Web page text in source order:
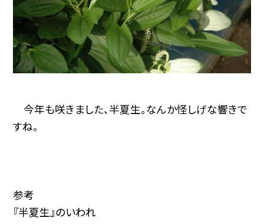
今年も咲きました、半夏生。なんか怪しげな響きで
すね。
参考
『半夏生』のいわれ